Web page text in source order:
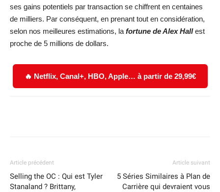
ses gains potentiels par transaction se chiffrent en centaines
de milliers. Par conséquent, en prenant tout en considération,
selon nos meilleures estimations, lafortune de Alex Hallest
proche de 5 millions de dollars.
🔥 Netflix, Canal+, HBO, Apple… à partir de 29,99€
Article précédent
Selling the OC : Qui est Tyler
Stanaland ? Brittany,
Article suivant
5 Séries Similaires à Plan de
Carrière qui devraient vous